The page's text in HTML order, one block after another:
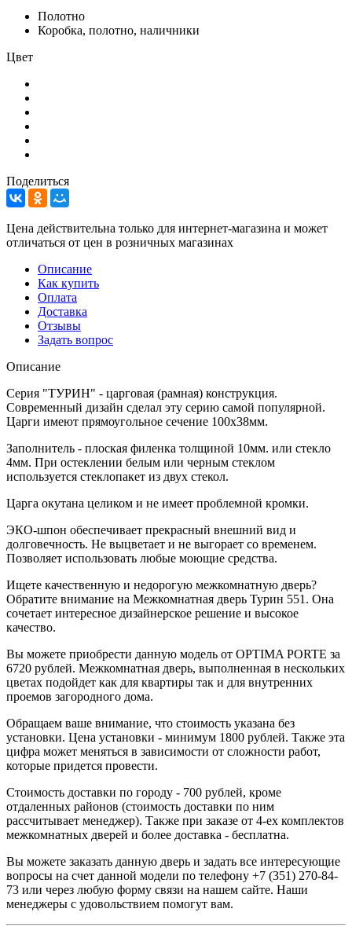
Полотно
Коробка, полотно, наличники
Цвет
Поделиться
Цена действительна только для интернет-магазина и может
отличаться от цен в розничных магазинах
Описание
Как купить
Оплата
Доставка
Отзывы
Задать вопрос
Описание
Серия "ТУРИН" - царговая (рамная) конструкция.
Современный дизайн сделал эту серию самой популярной.
Царги имеют прямоугольное сечение 100х38мм.
Заполнитель - плоская филенка толщиной 10мм. или стекло
4мм. При остеклении белым или черным стеклом
используется стеклопакет из двух стекол.
Царга окутана целиком и не имеет проблемной кромки.
ЭКО-шпон обеспечивает прекрасный внешний вид и
долговечность. Не выцветает и не выгорает со временем.
Позволяет использовать любые моющие средства.
Ищете качественную и недорогую межкомнатную дверь?
Обратите внимание на Межкомнатная дверь Турин 551. Она
сочетает интересное дизайнерское решение и высокое
качество.
Вы можете приобрести данную модель от OPTIMA PORTE за
6720 рублей. Межкомнатная дверь, выполненная в нескольких
цветах подойдет как для квартиры так и для внутренних
проемов загородного дома.
Обращаем ваше внимание, что стоимость указана без
установки. Цена установки - минимум 1800 рублей. Также эта
цифра может меняться в зависимости от сложности работ,
которые придется провести.
Стоимость доставки по городу - 700 рублей, кроме
отдаленных районов (стоимость доставки по ним
рассчитывает менеджер). Также при заказе от 4-ех комплектов
межкомнатных дверей и более доставка - бесплатна.
Вы можете заказать данную дверь и задать все интересующие
вопросы на счет данной модели по телефону +7 (351) 270-84-
73 или через любую форму связи на нашем сайте. Наши
менеджеры с удовольствием помогут вам.